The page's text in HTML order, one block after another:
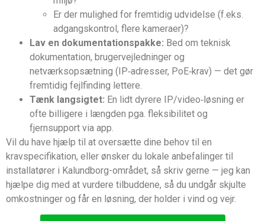
Er der mulighed for fremtidig udvidelse (f.eks.
adgangskontrol, flere kameraer)?
Lav en dokumentationspakke: Bed om teknisk
dokumentation, brugervejledninger og
netværksopsætning (IP‑adresser, PoE‑krav) — det gør
fremtidig fejlfinding lettere.
Tænk langsigtet: En lidt dyrere IP/video‑løsning er
ofte billigere i længden pga. fleksibilitet og
fjernsupport via app.
Vil du have hjælp til at oversætte dine behov til en
kravspecifikation, eller ønsker du lokale anbefalinger til
installatører i Kalundborg-området, så skriv gerne — jeg kan
hjælpe dig med at vurdere tilbuddene, så du undgår skjulte
omkostninger og får en løsning, der holder i vind og vejr.